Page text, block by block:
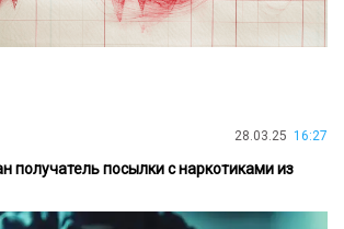
28.03.25 16:27
получатель посылки с наркотиками из